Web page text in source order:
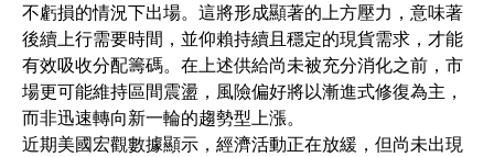
不虧損的情況下出場。這將形成顯著的上方壓力，意味著
後續上行需要時間，並仰賴持續且穩定的現貨需求，才能
有效吸收分配籌碼。在上述供給尚未被充分消化之前，市
場更可能維持區間震盪，風險偏好將以漸進式修復為主，
而非迅速轉向新一輪的趨勢型上漲。
近期美國宏觀數據顯示，經濟活動正在放緩，但尚未出現